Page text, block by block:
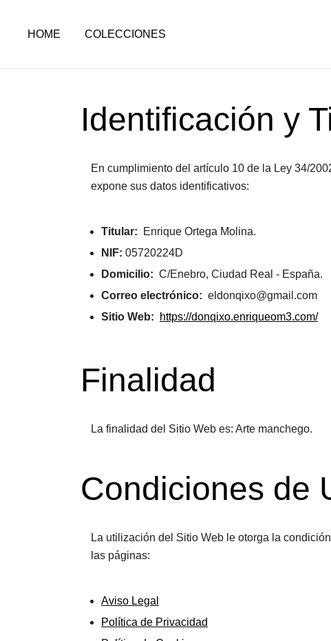
HOME COLECCIONES
Identificación y
En cumplimiento del artículo 10 de la Ley 34/
expone sus datos identificativos:
Titular: Enrique Ortega Molina.
NIF: 05720224D
Domicilio: C/Enebro, Ciudad Real - España.
Correo electrónico: eldonqixo@gmail.com
Sitio Web:
https://donqixo.enriqueom3.com/
Finalidad
La finalidad del Sitio Web es: Arte manchego.
Condiciones de
La utilización del Sitio Web le otorga la
las páginas:
Aviso Legal
Política de Privacidad